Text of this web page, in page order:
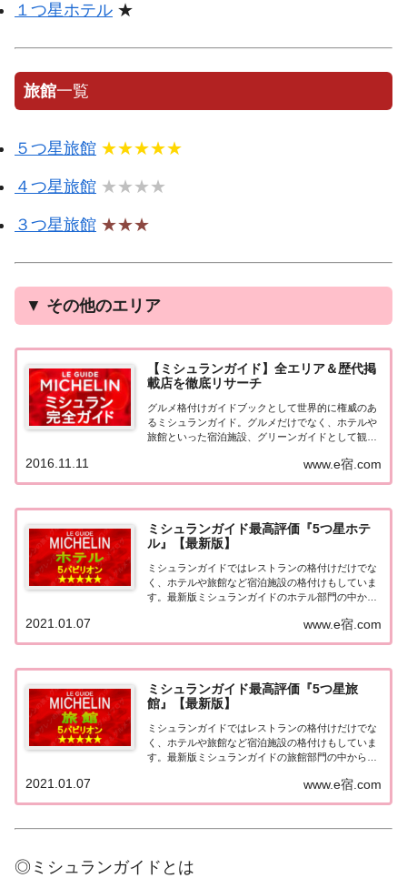
１つ星ホテル ★
旅館一覧
５つ星旅館 ★★★★★
４つ星旅館 ★★★★
３つ星旅館 ★★★
▼ その他のエリア
【ミシュランガイド】全エリア＆歴代掲
載店を徹底リサーチ
グルメ格付けガイドブックとして世界的に権威のあ
るミシュランガイド。グルメだけでなく、ホテルや
旅館といった宿泊施設、グリーンガイドとして観光
本版としては、2007年11月20日に「ミシュランガイ
ド東京版2008」が発売されてからエリアを...
www.e宿.com
2016.11.11
ミシュランガイド最高評価『5つ星ホテ
ル』【最新版】
ミシュランガイドではレストランの格付けだけでな
く、ホテルや旅館など宿泊施設の格付けもしていま
す。最新版ミシュランガイドのホテル部門の中から
をまとめてみました♪ いずれのホテルも人気ランキ
ングなどで常に上位を賑わす有名ホテル。各ホテル
www.e宿.com
2021.01.07
ミシュランガイド最高評価『5つ星旅
館』【最新版】
ミシュランガイドではレストランの格付けだけでな
く、ホテルや旅館など宿泊施設の格付けもしていま
す。最新版ミシュランガイドの旅館部門の中から最
とめてみました♪ いずれも人気ランキングなどで常
に上位を賑わす有名旅館。各旅館の情報と口コミ評
www.e宿.com
2021.01.07
◎ミシュランガイドとは